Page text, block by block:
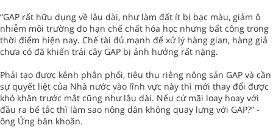
“GAP rất hữu dụng về lâu dài, như làm đất ít bị bạc màu, giảm ô
nhiễm môi trường do hạn chế chất hóa học nhưng bất công trong
thời điểm hiện nay. Chế tài đủ mạnh để xử lý hàng gian, hàng giả
chưa có đã khiến trái cây GAP bị ảnh hưởng rất nặng.
Phải tạo được kênh phân phối, tiêu thụ riêng nông sản GAP và cần
sự quyết liệt của Nhà nước vào lĩnh vực này thì mới thay đổi được
khó khăn trước mắt cũng như lâu dài. Nếu cứ mãi loay hoay với
đầu ra bế tắc thì làm sao nông dân không quay lưng với GAP?” -
ông Ửng băn khoăn.